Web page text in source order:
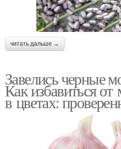
читать дальше →
Завелись черные
Как избавиться
в цветах: